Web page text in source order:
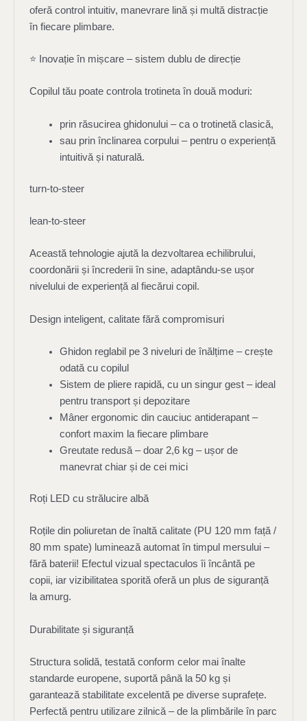
oferă control intuitiv, manevrare lină și multă distracție
în fiecare plimbare.
⭐ Inovație în mișcare – sistem dublu de direcție
Copilul tău poate controla trotineta în două moduri:
prin răsucirea ghidonului – ca o trotinetă clasică,
sau prin înclinarea corpului – pentru o experiență
intuitivă și naturală.
turn-to-steer
lean-to-steer
Această tehnologie ajută la dezvoltarea echilibrului,
coordonării și încrederii în sine, adaptându-se ușor
nivelului de experiență al fiecărui copil.
Design inteligent, calitate fără compromisuri
Ghidon reglabil pe 3 niveluri de înălțime – crește
odată cu copilul
Sistem de pliere rapidă, cu un singur gest – ideal
pentru transport și depozitare
Mâner ergonomic din cauciuc antiderapant –
confort maxim la fiecare plimbare
Greutate redusă – doar 2,6 kg – ușor de
manevrat chiar și de cei mici
Roți LED cu strălucire albă
Roțile din poliuretan de înaltă calitate (PU 120 mm față /
80 mm spate) luminează automat în timpul mersului –
fără baterii! Efectul vizual spectaculos îi încântă pe
copii, iar vizibilitatea sporită oferă un plus de siguranță
la amurg.
Durabilitate și siguranță
Structura solidă, testată conform celor mai înalte
standarde europene, suportă până la 50 kg și
garantează stabilitate excelentă pe diverse suprafețe.
Perfectă pentru utilizare zilnică – de la plimbările în parc